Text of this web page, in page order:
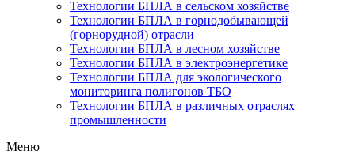
Технологии БПЛА в сельском хозяйстве
Технологии БПЛА в горнодобывающей
(горнорудной) отрасли
Технологии БПЛА в лесном хозяйстве
Технологии БПЛА в электроэнергетике
Технологии БПЛА для экологического
мониторинга полигонов ТБО
Технологии БПЛА в различных отраслях
промышленности
Меню